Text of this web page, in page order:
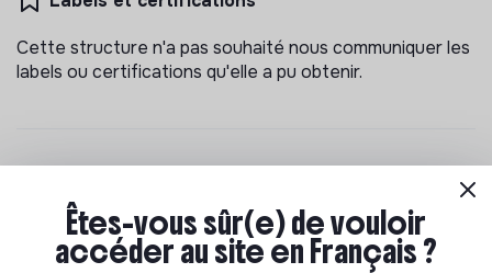
Cette structure n'a pas souhaité nous communiquer les
labels ou certifications qu'elle a pu obtenir.
N'a pas encore communiqué de documents de
transparence
Êtes-vous sûr(e) de vouloir
accéder au site en Français ?